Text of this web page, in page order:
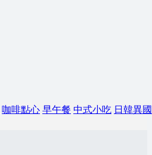
咖啡點心早午餐 中式小吃 日韓異國